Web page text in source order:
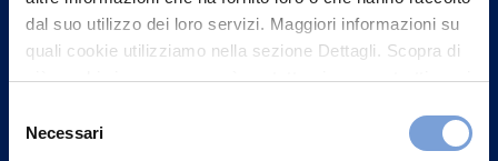
dal suo utilizzo dei loro servizi. Maggiori informazioni su
quali cookie utilizziamo nella sezione Dettagli. Scopra di
più su chi siamo, come può contattarci e come trattiamo i
può trovare nel footer del sito nella sezione "Informativa
delNecessari
Contattaci